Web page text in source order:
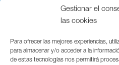
Gestionar el
las cookies
Para ofrecer las mejores experiencias,
para almacenar y/o acceder a la
de estas tecnologías nos permitirá
PERFIL DEL CONTRATANTE
ACCESIBILIDAD
POLÍTICA DE COOKIES
AVISO LEGAL